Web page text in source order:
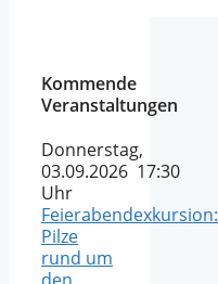
Kommende
Veranstaltungen
Donnerstag,
03.09.2026 17:30
Uhr
Feierabendexkursion:
Pilze
rund um